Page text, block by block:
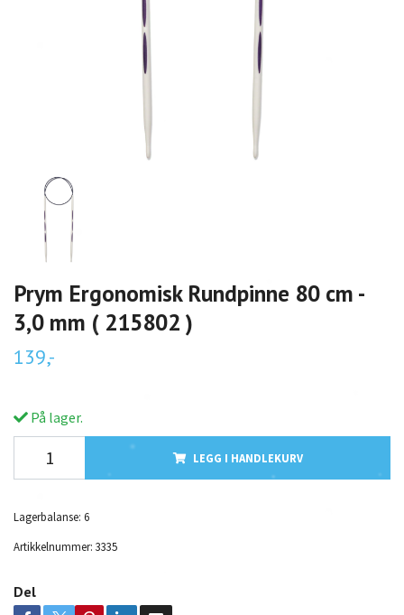
Prym Ergonomisk Rundpinne 80 cm -
3,0 mm ( 215802 )
139,-
På lager.
LEGG I HANDLEKURV
Lagerbalanse: 6
Artikkelnummer: 3335
Del